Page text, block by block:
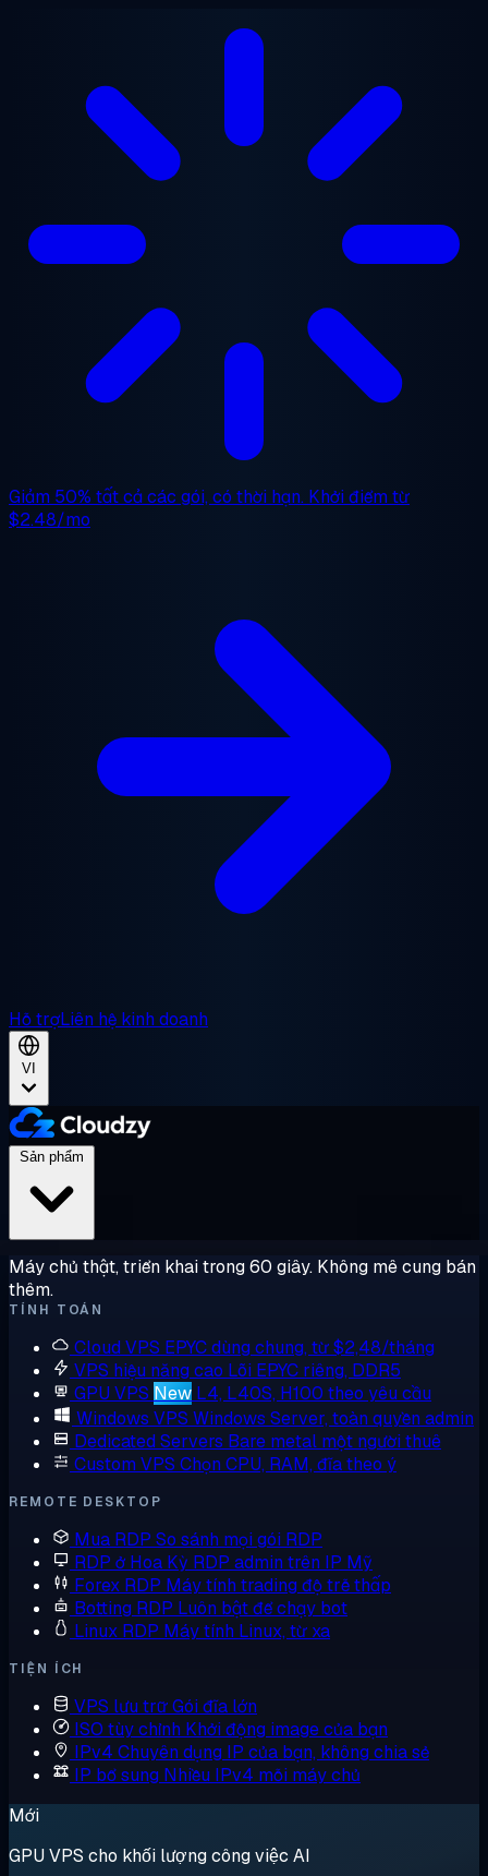
Giảm 50% tất cả các gói, có thời hạn. Khởi điểm từ
$2.48/mo
Hỗ trợLiên hệ kinh doanh
VI
Máy chủ thật, triển khai trong 60 giây. Không mê cung bán
thêm.
TÍNH TOÁN
Cloud VPS EPYC dùng chung, từ $2,48/tháng
VPS hiệu năng cao Lõi EPYC riêng, DDR5
GPU VPS New L4, L40S, H100 theo yêu cầu
Windows VPS Windows Server, toàn quyền admin
Dedicated Servers Bare metal một người thuê
Custom VPS Chọn CPU, RAM, đĩa theo ý
REMOTE DESKTOP
Mua RDP So sánh mọi gói RDP
RDP ở Hoa Kỳ RDP admin trên IP Mỹ
Forex RDP Máy tính trading độ trễ thấp
Botting RDP Luôn bật để chạy bot
Linux RDP Máy tính Linux, từ xa
TIỆN ÍCH
VPS lưu trữGói đĩa lớn
ISO tùy chỉnh Khởi động image của bạn
IPv4 Chuyên dụng IP của bạn, không chia sẻ
IP bổ sung Nhiều IPv4 mỗi máy chủ
Mới
GPU VPS cho khối lượng công việc AI